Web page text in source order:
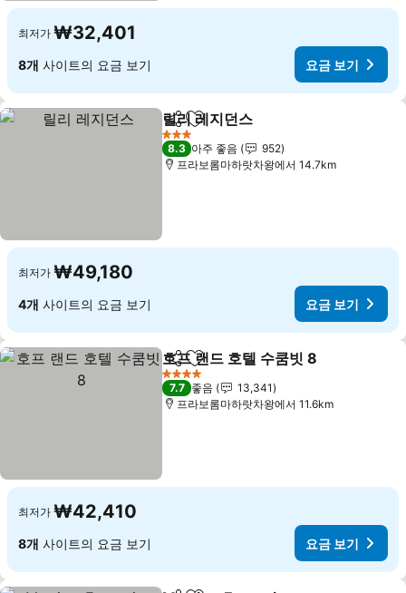
최저가 ₩32,401
8개 사이트의 요금 보기 요금 보기
공유 즐겨찾기에 추가
릴리 레지던스
3 성급
8.3 아주 좋음
952
프라보롬마하랏차왕에서 14.7km
최저가 ₩49,180
4개 사이트의 요금 보기 요금 보기
공유 즐겨찾기에 추가
호프 랜드 호텔 수쿰빗 8
4 성급
7.7 좋음
13,341
프라보롬마하랏차왕에서 11.6km
최저가 ₩42,410
8개 사이트의 요금 보기 요금 보기